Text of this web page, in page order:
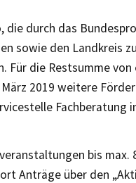
die durch das
sowie den Landkreis
Für die Restsumme
2019 weitere
Fachberatung
bis
Anträge über den